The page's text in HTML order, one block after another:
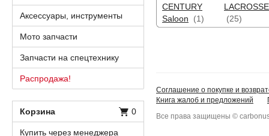
CENTURY
Saloon
(1)
LACROSSE
(25)
Аксессуары, инструменты
Мото запчасти
Запчасти на спецтехнику
Распродажа!
Корзина 0
Купить через менеджера
Соглашение о покупке и
Книга жалоб и предложений
Все права защищены ©